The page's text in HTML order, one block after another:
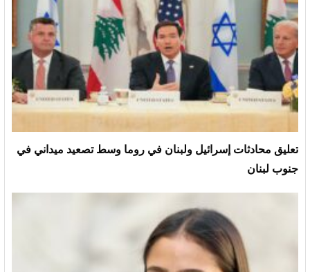
تعليق محادثات إسرائيل ولبنان في روما وسط تصعيد ميداني في
جنوب لبنان